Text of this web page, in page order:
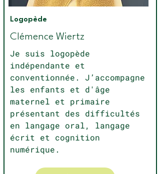
Logopède
Clémence Wiertz
Je suis logopède
indépendante et
conventionnée. J’accompagne
les enfants et d'âge
maternel et primaire
présentant des difficultés
en langage oral, langage
écrit et cognition
numérique.